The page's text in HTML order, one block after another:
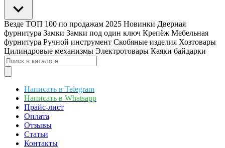
Везде ТОП 100 по продажам 2025 Новинки Дверная
фурнитура Замки Замки под один ключ Крепёж Мебельная
фурнитура Ручной инструмент Скобяные изделия Хозтовары
Цилиндровые механизмы Электротовары Каяки байдарки
Написать в Telegram
Написать в Whatsapp
Прайс-лист
Оплата
Отзывы
Статьи
Контакты